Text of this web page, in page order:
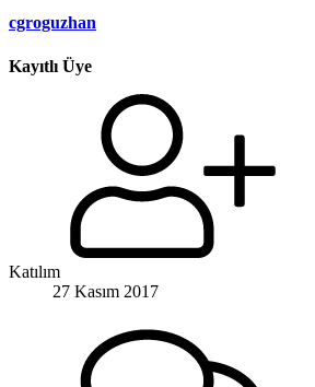
cgroguzhan
Kayıtlı Üye
Katılım
27 Kasım 2017